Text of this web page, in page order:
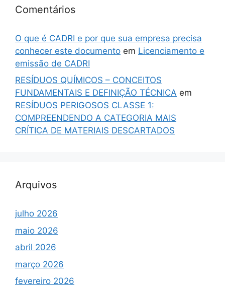
Comentários
O que é CADRI e por que sua empresa precisa
conhecer este documento em Licenciamento e
emissão de CADRI
RESÍDUOS QUÍMICOS – CONCEITOS
FUNDAMENTAIS E DEFINIÇÃO TÉCNICA em
RESÍDUOS PERIGOSOS CLASSE 1:
COMPREENDENDO A CATEGORIA MAIS
CRÍTICA DE MATERIAIS DESCARTADOS
Arquivos
julho 2026
maio 2026
abril 2026
março 2026
fevereiro 2026